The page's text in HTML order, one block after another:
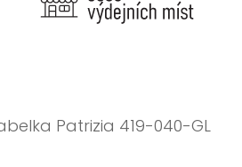
Patrizia 419-040-GL